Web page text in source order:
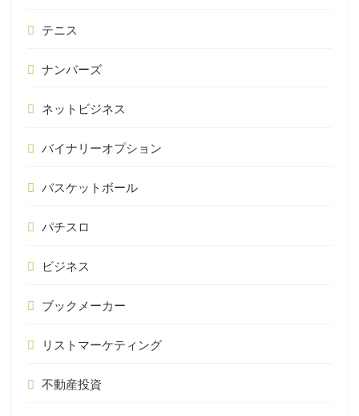
テニス
ナンバーズ
ネットビジネス
バイナリーオプション
バスケットボール
パチスロ
ビジネス
ブックメーカー
リストマーケティング
不動産投資